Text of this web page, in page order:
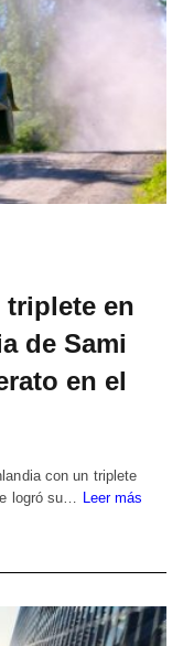
triplete en
de Sami
en el
con un triplete
logró su…
Leer más